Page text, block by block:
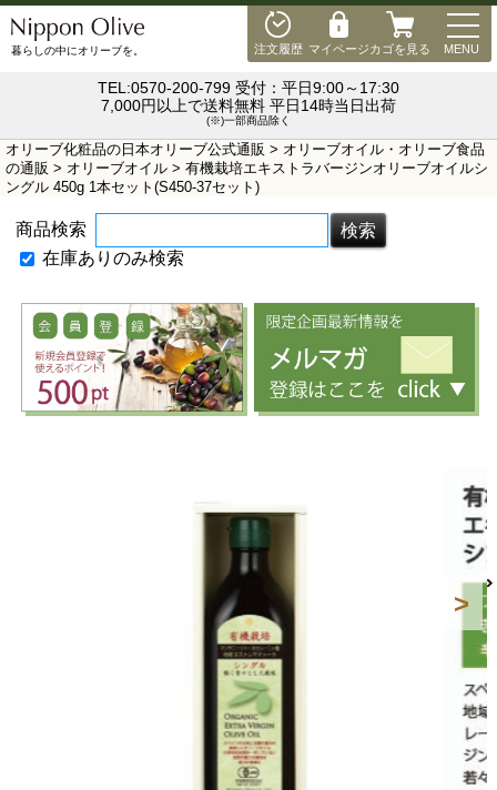
注文履歴 マイページカゴを見る MENU
暮らしの中にオリーブを。
TEL:0570-200-799 受付：平日9:00～17:30
7,000円以上で送料無料 平日14時当日出荷
(※)一部商品除く
オリーブ化粧品の日本オリーブ公式通販 > オリーブオイル・オリーブ食品
の通販 > オリーブオイル > 有機栽培エキストラバージンオリーブオイルシ
ングル 450g 1本セット(S450-37セット)
商品検索
在庫ありのみ検索